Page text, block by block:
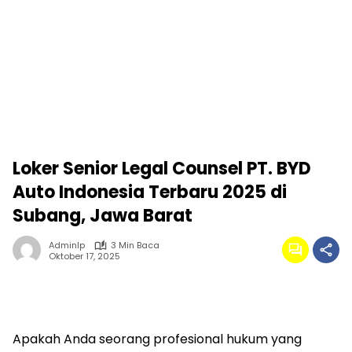
Loker Senior Legal Counsel PT. BYD
Auto Indonesia Terbaru 2025 di
Subang, Jawa Barat
Adminlp
3 Min Baca
Oktober 17, 2025
Apakah Anda seorang profesional hukum yang